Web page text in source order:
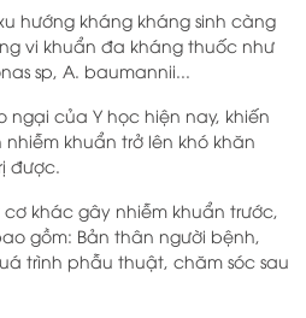
hướng kháng kháng sinh càng
vi khuẩn đa kháng thuốc như
sp, A. baumannii...
của Y học hiện nay, khiến
khuẩn trở lên khó khăn
được.
khác gây nhiễm khuẩn trước,
gồm: Bản thân người bệnh,
trình phẫu thuật, chăm sóc sau